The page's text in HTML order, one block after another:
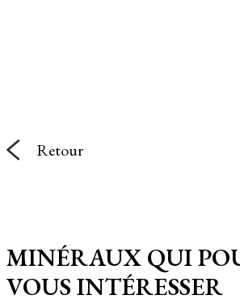
Retour
MINÉRAUX QUI
VOUS INTÉRESSER